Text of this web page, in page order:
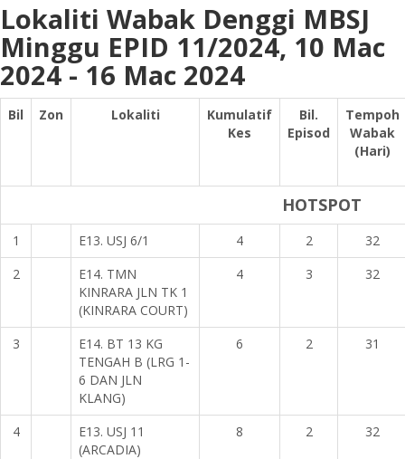
Lokaliti Wabak Denggi MBSJ
Minggu EPID 11/2024, 10 Mac
2024 - 16 Mac 2024
Bil Zon Lokaliti
Kumulatif
Kes
Bil.
Episod
Tempoh
Wabak
(Hari)
HOTSPOT
1 E13. USJ 6/1 4 2
32
2
E14. TMN
KINRARA JLN TK 1
(KINRARA COURT)
4 3 32
3
E14. BT 13 KG
TENGAH B (LRG 1-
6 DAN JLN
KLANG)
6 2 31
4
E13. USJ 11
(ARCADIA)
8 2 32